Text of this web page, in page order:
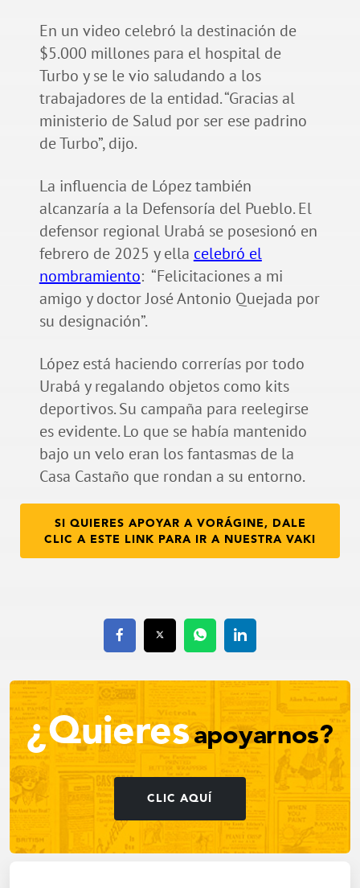
En un video celebró la destinación de
$5.000 millones para el hospital de
Turbo y se le vio saludando a los
trabajadores de la entidad. “Gracias al
ministerio de Salud por ser ese padrino
de Turbo”, dijo.
La influencia de López también
alcanzaría a la Defensoría del Pueblo. El
defensor regional Urabá se posesionó en
febrero de 2025 y ella celebró el
nombramiento: “Felicitaciones a mi
amigo y doctor José Antonio Quejada por
su designación”.
López está haciendo correrías por todo
Urabá y regalando objetos como kits
deportivos. Su campaña para reelegirse
es evidente. Lo que se había mantenido
bajo un velo eran los fantasmas de la
Casa Castaño que rondan a su entorno.
SI QUIERES APOYAR A VORÁGINE, DALE
CLIC A ESTE LINK PARA IR A NUESTRA VAKI
¿Quieresapoyarnos?
CLIC AQUÍ